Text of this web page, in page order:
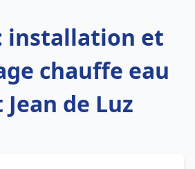
installation et
chauffe eau
de Luz